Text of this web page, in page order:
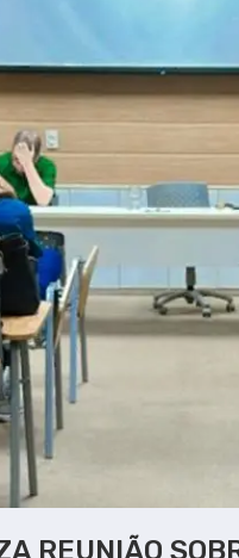
REUNIÃO